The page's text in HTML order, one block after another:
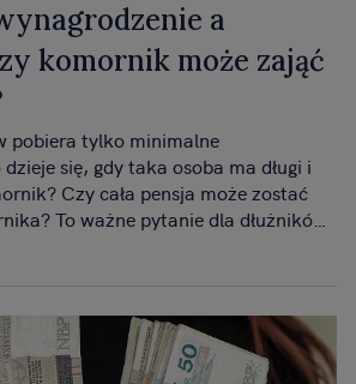
a
komornik może zająć
pobiera tylko minimalne
się, gdy taka osoba ma długi i
Czy cała pensja może zostać
To ważne pytanie dla dłużników,
Wyjaśniamy w prosty sposób,